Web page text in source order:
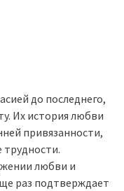
до последнего,
Их история любви
привязанности,
любви и
раз подтверждает